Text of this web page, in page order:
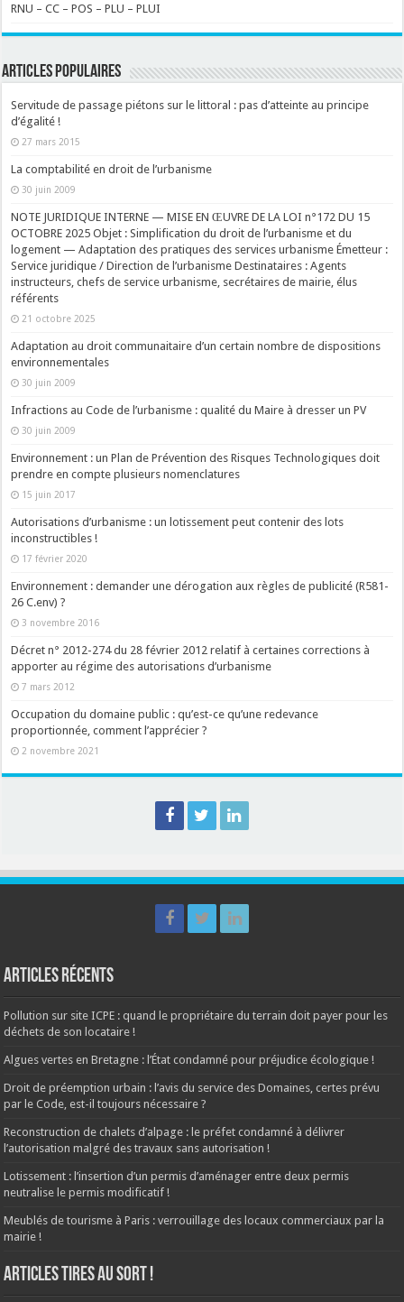
RNU – CC – POS – PLU – PLUI
ARTICLES POPULAIRES
Servitude de passage piétons sur le littoral : pas d’atteinte au principe
d’égalité !
27 mars 2015
La comptabilité en droit de l’urbanisme
30 juin 2009
NOTE JURIDIQUE INTERNE — MISE EN ŒUVRE DE LA LOI n°172 DU 15
OCTOBRE 2025 Objet : Simplification du droit de l’urbanisme et du
logement — Adaptation des pratiques des services urbanisme Émetteur :
Service juridique / Direction de l’urbanisme Destinataires : Agents
instructeurs, chefs de service urbanisme, secrétaires de mairie, élus
référents
21 octobre 2025
Adaptation au droit communaitaire d’un certain nombre de dispositions
environnementales
30 juin 2009
Infractions au Code de l’urbanisme : qualité du Maire à dresser un PV
30 juin 2009
Environnement : un Plan de Prévention des Risques Technologiques doit
prendre en compte plusieurs nomenclatures
15 juin 2017
Autorisations d’urbanisme : un lotissement peut contenir des lots
inconstructibles !
17 février 2020
Environnement : demander une dérogation aux règles de publicité (R581-
26 C.env) ?
3 novembre 2016
Décret n° 2012-274 du 28 février 2012 relatif à certaines corrections à
apporter au régime des autorisations d’urbanisme
7 mars 2012
Occupation du domaine public : qu’est-ce qu’une redevance
proportionnée, comment l’apprécier ?
2 novembre 2021
Articles récents
Pollution sur site ICPE : quand le propriétaire du terrain doit payer pour les
déchets de son locataire !
Algues vertes en Bretagne : l’État condamné pour préjudice écologique !
Droit de préemption urbain : l’avis du service des Domaines, certes prévu
par le Code, est-il toujours nécessaire ?
Reconstruction de chalets d’alpage : le préfet condamné à délivrer
l’autorisation malgré des travaux sans autorisation !
Lotissement : l’insertion d’un permis d’aménager entre deux permis
neutralise le permis modificatif !
Meublés de tourisme à Paris : verrouillage des locaux commerciaux par la
mairie !
ARTICLES TIRES AU SORT !